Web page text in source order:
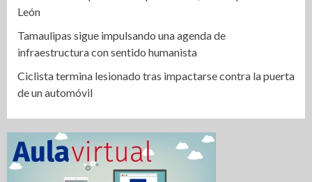
León
Tamaulipas sigue impulsando una agenda de
infraestructura con sentido humanista
Ciclista termina lesionado tras impactarse contra la puerta
de un automóvil